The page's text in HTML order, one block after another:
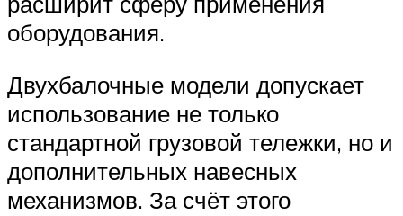
оборудования.
Двухбалочные модели допускает
использование не только
стандартной грузовой тележки, но и
дополнительных навесных
механизмов. За счёт этого